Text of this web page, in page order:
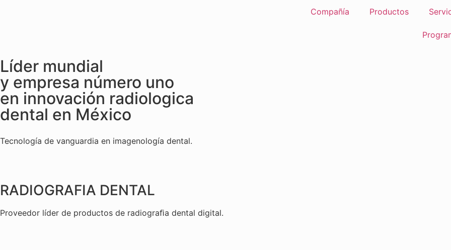
Compañía Productos
Líder mundial
y empresa número uno
en innovación radiologica
dental en México
Tecnología de vanguardia en imagenología dental.
RADIOGRAFIA DENTAL
Proveedor líder de productos de radiograﬁa dental digital.